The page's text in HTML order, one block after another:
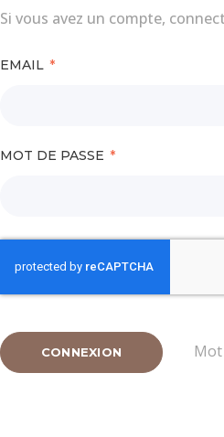
Si vous avez un compte,
EMAIL
MOT DE PASSE
CONNEXION Mot